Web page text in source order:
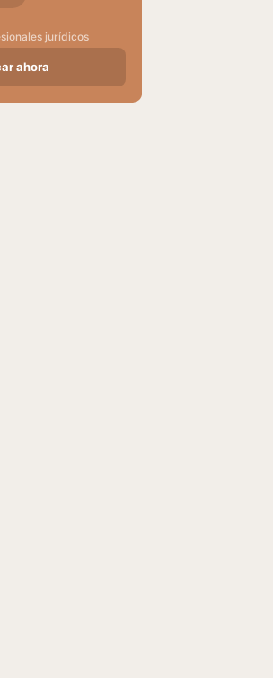
jurídicos
ahora